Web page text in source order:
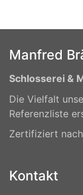
Manfred
Schlosserei &
Die Vielfalt
Referenzliste
Zertifiziert nach
Kontakt